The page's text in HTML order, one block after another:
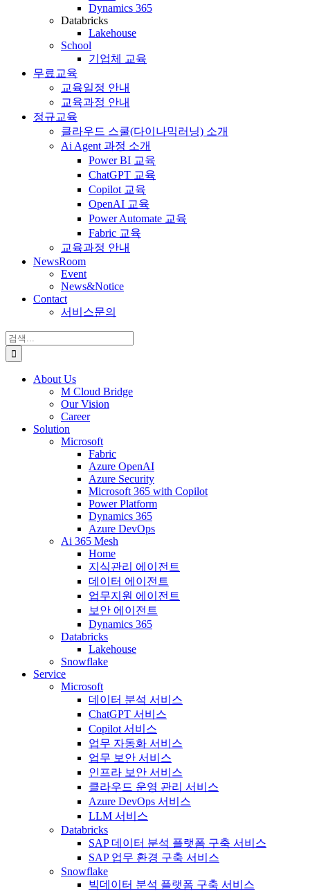
Dynamics 365
Databricks
Lakehouse
School
기업체 교육
무료교육
교육일정 안내
교육과정 안내
정규교육
클라우드 스쿨(다이나믹러닝) 소개
Ai Agent 과정 소개
Power BI 교육
ChatGPT 교육
Copilot 교육
OpenAI 교육
Power Automate 교육
Fabric 교육
교육과정 안내
NewsRoom
Event
News&Notice
Contact
서비스문의
검
색:
About Us
M Cloud Bridge
Our Vision
Career
Solution
Microsoft
Fabric
Azure OpenAI
Azure Security
Microsoft 365 with Copilot
Power Platform
Dynamics 365
Azure DevOps
Ai 365 Mesh
Home
지식관리 에이전트
데이터 에이전트
업무지원 에이전트
보안 에이전트
Dynamics 365
Databricks
Lakehouse
Snowflake
Service
Microsoft
데이터 분석 서비스
ChatGPT 서비스
Copilot 서비스
업무 자동화 서비스
업무 보안 서비스
인프라 보안 서비스
클라우드 운영 관리 서비스
Azure DevOps 서비스
LLM 서비스
Databricks
SAP 데이터 분석 플랫폼 구축 서비스
SAP 업무 환경 구축 서비스
Snowflake
빅데이터 분석 플랫폼 구축 서비스